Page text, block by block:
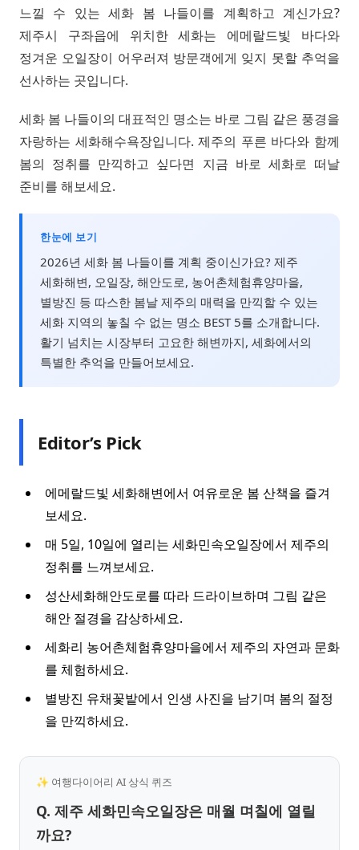
느낄 수 있는 세화 봄 나들이를 계획하고 계신가요?
제주시 구좌읍에 위치한 세화는 에메랄드빛 바다와
정겨운 오일장이 어우러져 방문객에게 잊지 못할 추억을
선사하는 곳입니다.
세화 봄 나들이의 대표적인 명소는 바로 그림 같은 풍경을
자랑하는 세화해수욕장입니다. 제주의 푸른 바다와 함께
봄의 정취를 만끽하고 싶다면 지금 바로 세화로 떠날
준비를 해보세요.
한눈에 보기
2026년 세화 봄 나들이를 계획 중이신가요? 제주
세화해변, 오일장, 해안도로, 농어촌체험휴양마을,
별방진 등 따스한 봄날 제주의 매력을 만끽할 수 있는
세화 지역의 놓칠 수 없는 명소 BEST 5를 소개합니다.
활기 넘치는 시장부터 고요한 해변까지, 세화에서의
특별한 추억을 만들어보세요.
Editor’s Pick
에메랄드빛 세화해변에서 여유로운 봄 산책을 즐겨
보세요.
매 5일, 10일에 열리는 세화민속오일장에서 제주의
정취를 느껴보세요.
성산세화해안도로를 따라 드라이브하며 그림 같은
해안 절경을 감상하세요.
세화리 농어촌체험휴양마을에서 제주의 자연과 문화
를 체험하세요.
별방진 유채꽃밭에서 인생 사진을 남기며 봄의 절정
을 만끽하세요.
✨ 여행다이어리 AI 상식 퀴즈
Q. 제주 세화민속오일장은 매월 며칠에 열릴
까요?